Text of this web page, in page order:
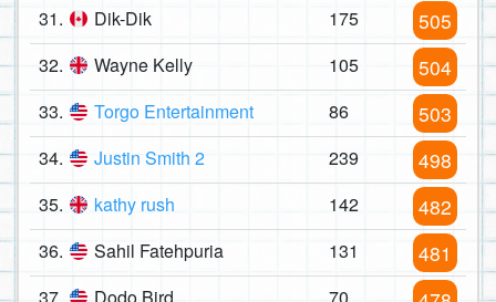
31. Dik-Dik 175 505
32. Wayne Kelly 105 504
33. Torgo Entertainment 86 503
34. Justin Smith 2 239 498
35. kathy rush 142 482
36. Sahil Fatehpuria 131 481